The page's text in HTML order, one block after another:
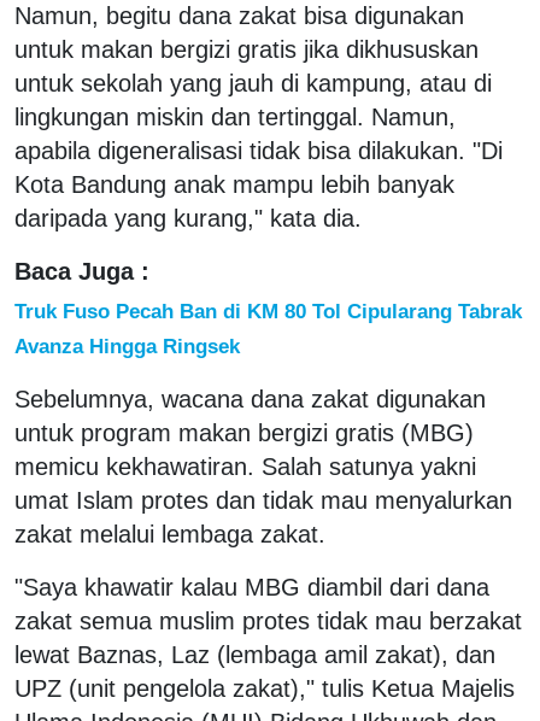
Namun, begitu dana zakat bisa digunakan
untuk makan bergizi gratis jika dikhususkan
untuk sekolah yang jauh di kampung, atau di
lingkungan miskin dan tertinggal. Namun,
apabila digeneralisasi tidak bisa dilakukan. "Di
Kota Bandung anak mampu lebih banyak
daripada yang kurang," kata dia.
Baca Juga :
Truk Fuso Pecah Ban di KM 80 Tol Cipularang Tabrak
Avanza Hingga Ringsek
Sebelumnya, wacana dana zakat digunakan
untuk program makan bergizi gratis (MBG)
memicu kekhawatiran. Salah satunya yakni
umat Islam protes dan tidak mau menyalurkan
zakat melalui lembaga zakat.
"Saya khawatir kalau MBG diambil dari dana
zakat semua muslim protes tidak mau berzakat
lewat Baznas, Laz (lembaga amil zakat), dan
UPZ (unit pengelola zakat)," tulis Ketua Majelis